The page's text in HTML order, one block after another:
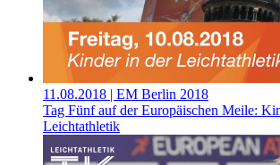
11.08.2018 | EM Berlin 2018
Tag Fünf auf der Europäischen Meile:
Leichtathletik